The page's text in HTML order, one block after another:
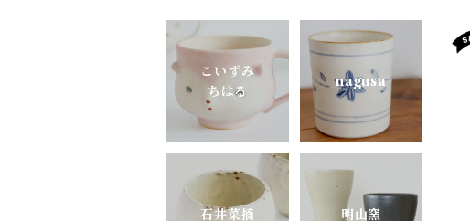
よしざわ窯
里衣工房
aobapottery
こいずみ
ちはる
nagusa
石井菜摘 明山窯